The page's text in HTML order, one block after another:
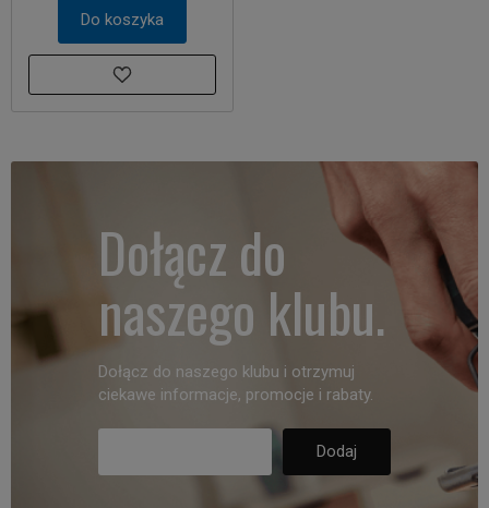
Do koszyka
Dołącz do
naszego klubu.
Dołącz do naszego klubu i otrzymuj
ciekawe informacje, promocje i rabaty.